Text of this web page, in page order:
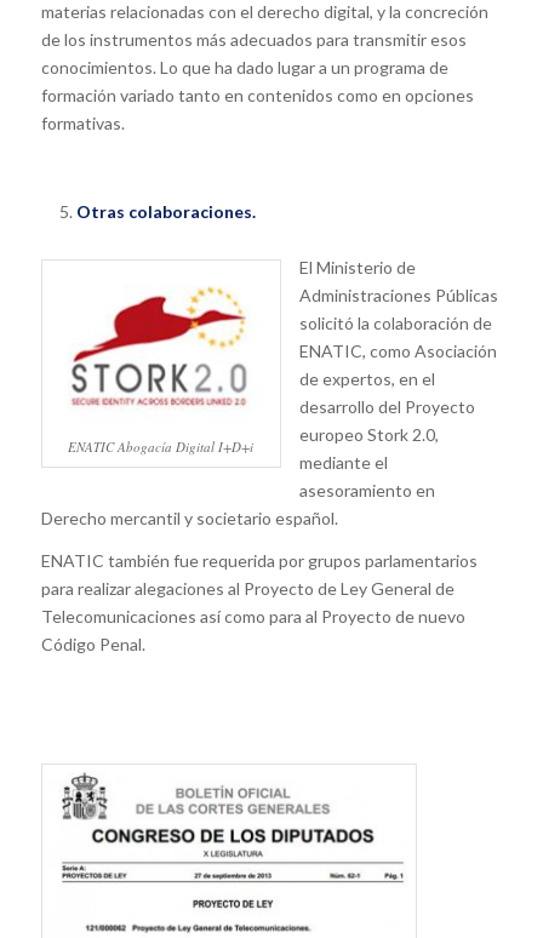
materias relacionadas con el derecho digital, y la concreción
de los instrumentos más adecuados para transmitir esos
conocimientos. Lo que ha dado lugar a un programa de
formación variado tanto en contenidos como en opciones
formativas.
Otras colaboraciones.
ENATIC Abogacía Digital I+D+i
El Ministerio de
Administraciones Públicas
solicitó la colaboración de
ENATIC, como Asociación
de expertos, en el
desarrollo del Proyecto
europeo Stork 2.0,
mediante el
asesoramiento en
Derecho mercantil y societario español.
ENATIC también fue requerida por grupos parlamentarios
para realizar alegaciones al Proyecto de Ley General de
Telecomunicaciones así como para al Proyecto de nuevo
Código Penal.